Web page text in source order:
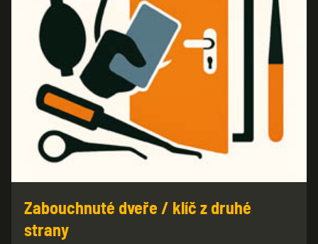
Zabouchnuté dveře / klíč z druhé
strany